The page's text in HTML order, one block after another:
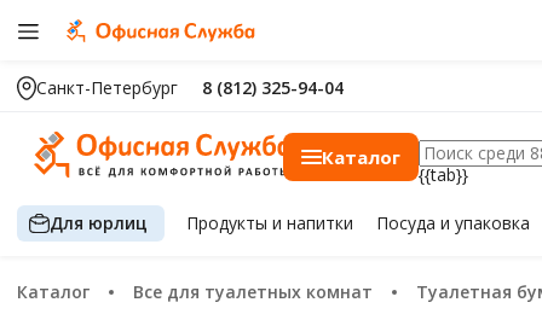
Санкт-Петербург 8 (812) 325-94-04
Каталог
{{tab}}
Для юрлиц Продуктыи напитки Посуда и упаковка
Каталог Все для туалетных комнат Туалетная